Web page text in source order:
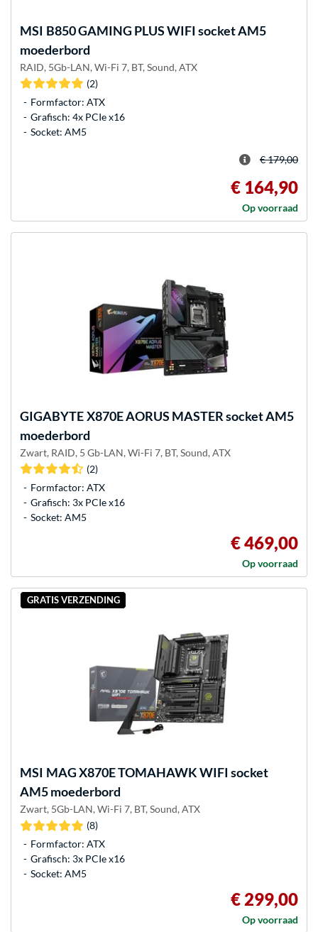
MSI B850 GAMING PLUS WIFI socket AM5
moederbord
RAID, 5Gb-LAN, Wi-Fi 7, BT, Sound, ATX
(2)
Formfactor: ATX
Grafisch: 4x PCIe x16
Socket: AM5
€ 179,00
€ 164,90
Op voorraad
GIGABYTEX870E AORUS MASTER socket AM5
moederbord
Zwart, RAID, 5 Gb-LAN, Wi-Fi 7, BT, Sound, ATX
(2)
Formfactor: ATX
Grafisch: 3x PCIe x16
Socket: AM5
€ 469,00
Op voorraad
GRATIS VERZENDING
MSI MAG X870E TOMAHAWK WIFI socket
AM5 moederbord
Zwart, 5Gb-LAN, Wi-Fi 7, BT, Sound, ATX
(8)
Formfactor: ATX
Grafisch: 3x PCIe x16
Socket: AM5
€ 299,00
Op voorraad